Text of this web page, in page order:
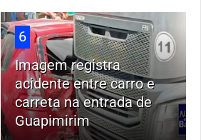
6
Imagem registra
acidente entre carro e
carreta na entrada de
Guapimirim